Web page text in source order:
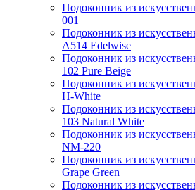
Подоконник из
001
Подоконник из
A514 Edelwise
Подоконник из
102 Pure Beige
Подоконник из
H-White
Подоконник из
103 Natural White
Подоконник из
NM-220
Подоконник из
Grape Green
Подоконник из